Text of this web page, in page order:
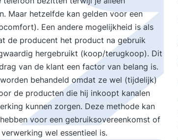
Maar hetzelfde kan gelden voor een
Een andere mogelijkheid is als
de producent het product na gebruik
hergebruikt (koop/terugkoop). Dit
van de klant een factor van belang is.
behandeld omdat ze wel (tijdelijk)
de producten die hij inkoopt kanalen
kunnen zorgen. Deze methode kan
voor een gebruiksovereenkomst of
wel essentieel is.